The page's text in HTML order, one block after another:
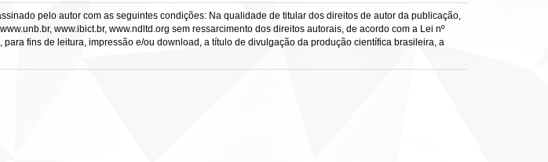
pelo autor com as seguintes condições: Na qualidade de titular dos direitos de autor da publicação,
www.ibict.br, www.ndltd.org sem ressarcimento dos direitos autorais, de acordo com a Lei nº
fins de leitura, impressão e/ou download, a título de divulgação da produção científica brasileira, a